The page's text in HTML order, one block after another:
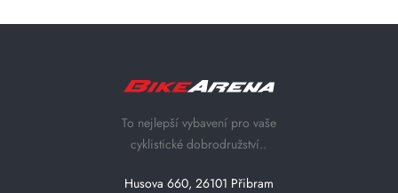
To nejlepší vybavení pro vaše
cyklistické dobrodružství..
Husova 660, 26101 Přibram